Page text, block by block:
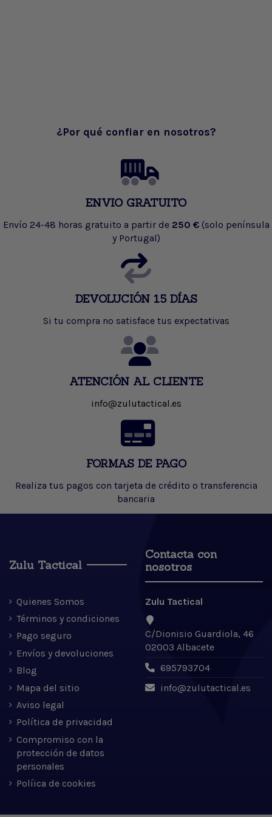
¿Por qué confiar en nosotros?
ENVIO GRATUITO
Envío 24-48 horas gratuito a partir de 250 € (solo península
y Portugal)
DEVOLUCIÓN 15 DÍAS
Si tu compra no satisface tus expectativas
ATENCIÓN AL CLIENTE
info@zulutactical.es
FORMAS DE PAGO
Realiza tus pagos con tarjeta de crédito o transferencia
bancaria
Zulu Tactical
Quienes Somos
Términos y condiciones
Pago seguro
Envíos y devoluciones
Blog
Mapa del sitio
Aviso legal
Política de privacidad
Compromiso con la
protección de datos
personales
Políica de cookies
Contacta con
nosotros
Zulu Tactical
C/Dionisio Guardiola, 46
02003 Albacete
695793704
info@zulutactical.es